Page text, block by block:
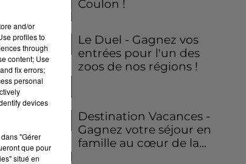
Coulon !
Le Duel - Gagnez vos
entrées pour l'un des
zoos de nos régions !
Destination Vacances -
Gagnez votre séjour en
famille au cœur de la...
and/or
profiles to
through
content; Use
fix errors;
personal
devices
"Gérer
que pour
situé en